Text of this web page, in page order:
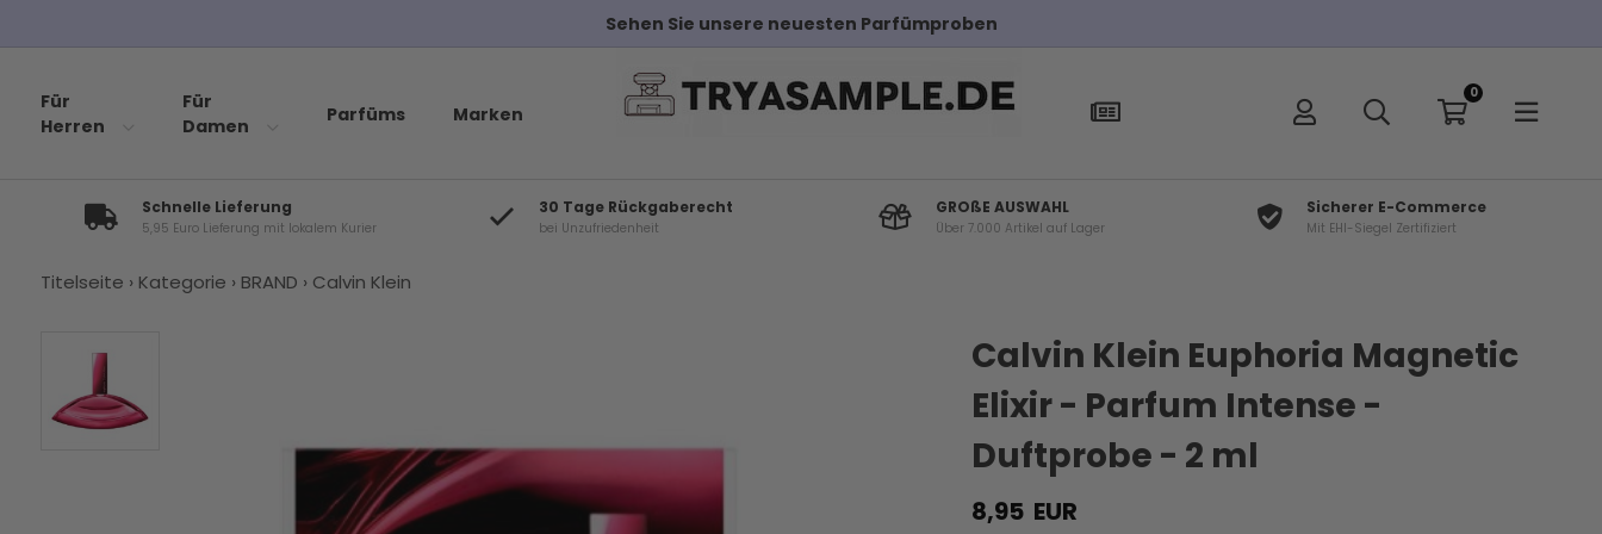
Kostenloser Versand bei Bestellungen über 100€
Für
Herren
Für
Damen
Parfüms Marken
0
Schnelle Lieferung
5,95 Euro Lieferung mit lokalem Kurier
30 Tage Rückgaberecht
bei Unzufriedenheit
GROßE AUSWAHL
Über 7.000 Artikel auf Lager
Sicherer E-Commerce
Mit EHI-Siegel Zertifiziert
Titelseite › Kategorie › BRAND › Calvin Klein
Calvin Klein Euphoria Magnetic
Elixir - Parfum Intense -
Duftprobe - 2 ml
8,95EUR